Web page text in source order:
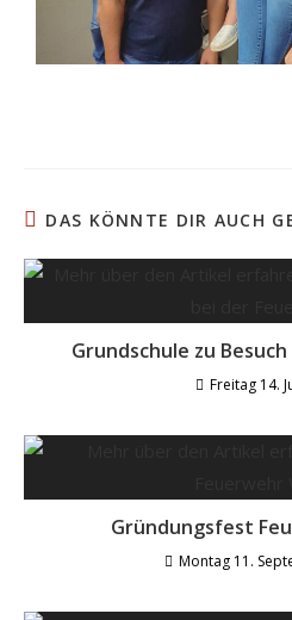
DAS KÖNNTE DIR AUCH
Grundschule zu
Freitag 14.
Gründungsfest
Montag 11.